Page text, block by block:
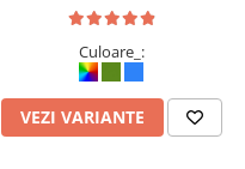
Culoare_:
VEZI VARIANTE